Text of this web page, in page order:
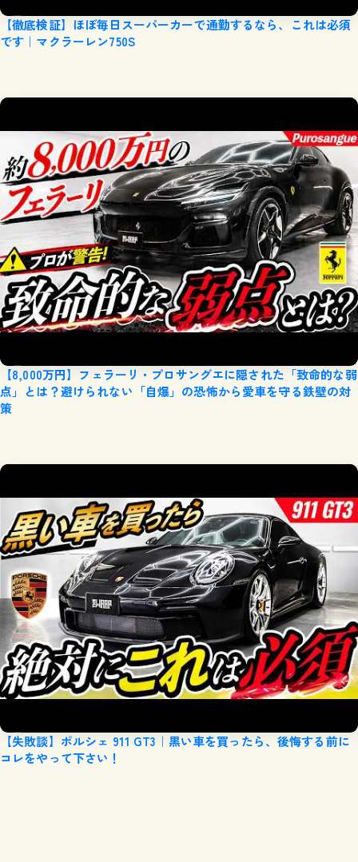
【徹底検証】ほぼ毎日スーパーカーで通勤するなら、これは必須
です｜マクラーレン750S
【8,000万円】フェラーリ・プロサングエに隠された「致命的な弱
点」とは？避けられない「自爆」の恐怖から愛車を守る鉄壁の対
策
【失敗談】ポルシェ 911 GT3｜黒い車を買ったら、後悔する前に
コレをやって下さい！